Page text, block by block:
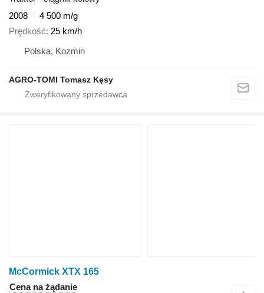
2008
4 500 m/g
Prędkość 25 km/h
Polska, Kozmin
AGRO-TOMI Tomasz Kęsy
McCormick XTX 165
Cena na żądanie